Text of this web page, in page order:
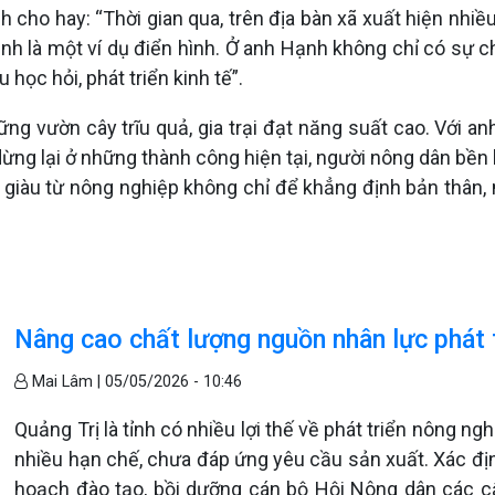
cho hay: “Thời gian qua, trên địa bàn xã xuất hiện
là một ví dụ điển hình. Ở anh Hạnh không chỉ có sự
học hỏi, phát triển kinh tế”.
vườn cây trĩu quả, gia trại đạt năng suất cao. Với
lại ở những thành công hiện tại, người nông dân
từ nông nghiệp không chỉ để khẳng định bản
Nâng cao chất lượng nguồn nhân lực
Mai Lâm |05/05/2026 - 10:46
Quảng Trị là tỉnh có nhiều lợi thế về phát triển nông
nhiều hạn chế, chưa đáp ứng yêu cầu sản xuất. Xác
hoạch đào tạo, bồi dưỡng cán bộ Hội Nông dân các